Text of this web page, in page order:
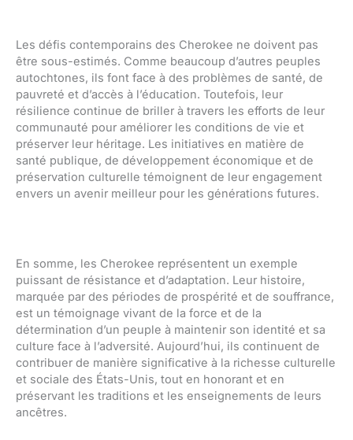
Les défis contemporains des Cherokee ne doivent pas
être sous-estimés. Comme beaucoup d’autres peuples
autochtones, ils font face à des problèmes de santé, de
pauvreté et d’accès à l’éducation. Toutefois, leur
résilience continue de briller à travers les efforts de leur
communauté pour améliorer les conditions de vie et
préserver leur héritage. Les initiatives en matière de
santé publique, de développement économique et de
préservation culturelle témoignent de leur engagement
envers un avenir meilleur pour les générations futures.
En somme, les Cherokee représentent un exemple
puissant de résistance et d’adaptation. Leur histoire,
marquée par des périodes de prospérité et de souffrance,
est un témoignage vivant de la force et de la
détermination d’un peuple à maintenir son identité et sa
culture face à l’adversité. Aujourd’hui, ils continuent de
contribuer de manière significative à la richesse culturelle
et sociale des États-Unis, tout en honorant et en
préservant les traditions et les enseignements de leurs
ancêtres.